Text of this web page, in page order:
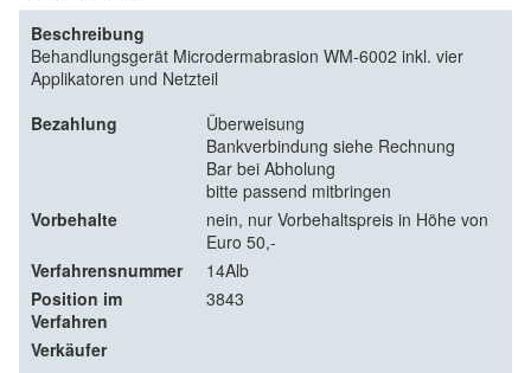
Beschreibung
Behandlungsgerät Microdermabrasion WM-6002 inkl. vier
Applikatoren und Netzteil
Bezahlung
Überweisung
Bankverbindung siehe Rechnung
Bar bei Abholung
bitte passend mitbringen
Vorbehalte
nein, nur Vorbehaltspreis in Höhe von
Euro 50,-
Verfahrensnummer
14Alb
Position im
Verfahren
3843
Verkäufer